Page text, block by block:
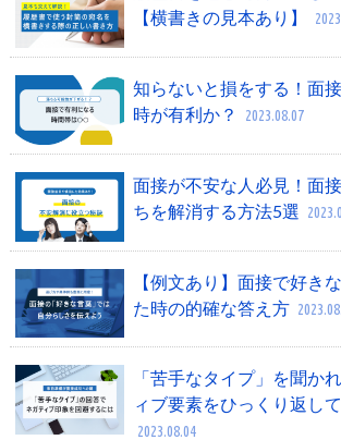
【横書きの見本あり】
知らないと損をする！面
時が有利か？
2023.08.07
面接が不安な人必見！面
ちを解消する方法5選
【例文あり】面接で好き
た時の的確な答え方
「苦手なタイプ」を聞か
ィブ要素をひっくり返し
2023.08.04